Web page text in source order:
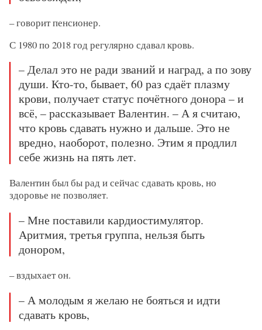
– говорит пенсионер.
С 1980 по 2018 год регулярно сдавал кровь.
– Делал это не ради званий и наград, а по зову
души. Кто-то, бывает, 60 раз сдаёт плазму
крови, получает статус почётного донора – и
всё, – рассказывает Валентин. – А я считаю,
что кровь сдавать нужно и дальше. Это не
вредно, наоборот, полезно. Этим я продлил
себе жизнь на пять лет.
Валентин был бы рад и сейчас сдавать кровь, но
здоровье не позволяет.
– Мне поставили кардиостимулятор.
Аритмия, третья группа, нельзя быть
донором,
– вздыхает он.
– А молодым я желаю не бояться и идти
сдавать кровь,